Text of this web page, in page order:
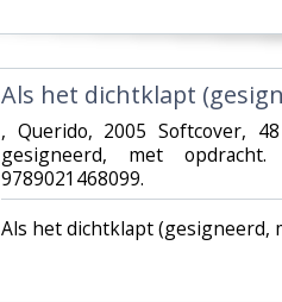
‎Als het dichtklapt
‎, Querido, 2005 Softcover,
gesigneerd, met
9789021468099.‎
‎Als het dichtklapt (gesigneerd,